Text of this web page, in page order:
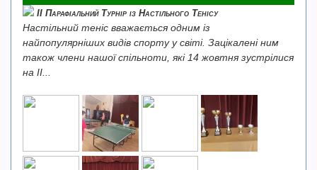
ІІ Парафіальний Турнір із Настільного Тенісу
Настільний теніс вважається одним із
найпопулярніших видів спорту у світі. Зацікалені ним
також члени нашої спільноти, які 14 жовтня зустрілися
на ІІ...